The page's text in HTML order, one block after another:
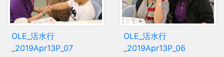
OLE_活水行
_2019Apr13P_07
OLE_活水行
_2019Apr13P_06